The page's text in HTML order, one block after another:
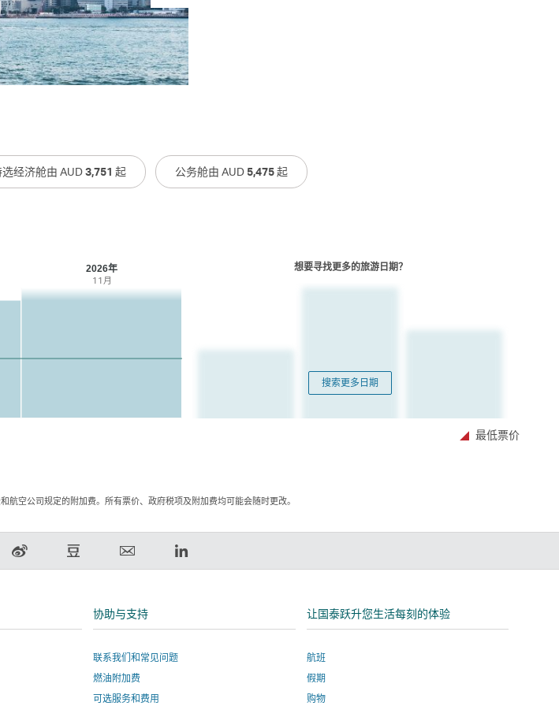
选经济舱由 AUD3,751 起 公务舱由 AUD 5,475起
2026年
11月
想要寻找更多的旅游日期？
搜索更多日期
最低票价
空公司规定的附加费。所有票价、政府税项及附加费均可能会随时更改。
新
博
豆
分
链
接
子
件
链
将
在
新
LinkedIn
领
接
协助与支持
联系我们和常见问题
燃油附加费
可选服务和费用
让国泰跃升您生活每刻的体验
航班
假期
购物